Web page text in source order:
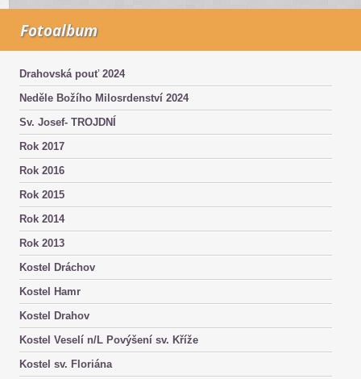
Fotoalbum
Drahovská pouť 2024
Neděle Božího Milosrdenství 2024
Sv. Josef- TROJDNÍ
Rok 2017
Rok 2016
Rok 2015
Rok 2014
Rok 2013
Kostel Dráchov
Kostel Hamr
Kostel Drahov
Kostel Veselí n/L Povýšení sv. Kříže
Kostel sv. Floriána